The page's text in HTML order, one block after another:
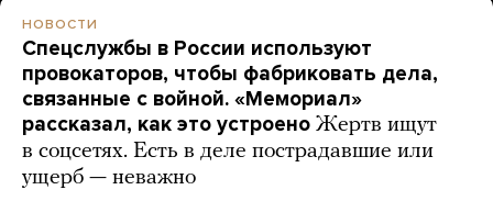
НОВОСТИ
Спецслужбы в России используют
провокаторов, чтобы фабриковать дела,
связанные с войной. «Мемориал»
рассказал, как это устроено Жертв ищут
в соцсетях. Есть в деле пострадавшие или
ущерб — неважно